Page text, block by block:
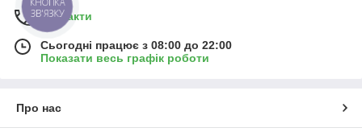
Контакти
Сьогодні працює з 08:00 до 22:00
Показати весь графік роботи
Про нас
КНОПКА
ЗВ'ЯЗКУ